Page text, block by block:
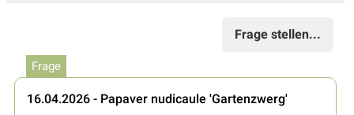
Frage stellen...
Frage
16.04.2026 - Papaver nudicaule 'Gartenzwerg'